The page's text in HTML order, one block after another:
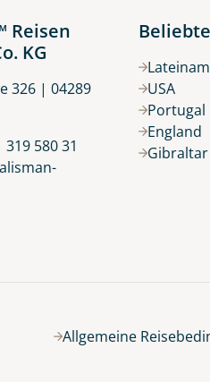
Reisen
KG
326 | 04289
319 580 31
USA
Portugal
England
Allgemeine